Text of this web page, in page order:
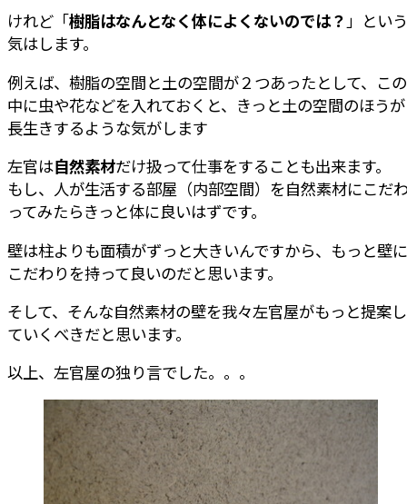
けれど「樹脂はなんとなく体によくないのでは？」という
気はします。
例えば、樹脂の空間と土の空間が２つあったとして、この
中に虫や花などを入れておくと、きっと土の空間のほうが
長生きするような気がします
左官は自然素材だけ扱って仕事をすることも出来ます。
もし、人が生活する部屋（内部空間）を自然素材にこだ
ってみたらきっと体に良いはずです。
壁は柱よりも面積がずっと大きいんですから、もっと壁に
こだわりを持って良いのだと思います。
そして、そんな自然素材の壁を我々左官屋がもっと提案し
ていくべきだと思います。
以上、左官屋の独り言でした。。。